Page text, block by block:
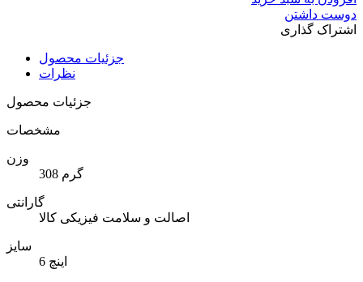
دوست داشتن
اشتراک گذاری
جزئیات محصول
نظرات
جزئیات محصول
مشخصات
وزن
308 گرم
گارانتی
اصالت و سلامت فیزیکی کالا
سایز
6 اینچ